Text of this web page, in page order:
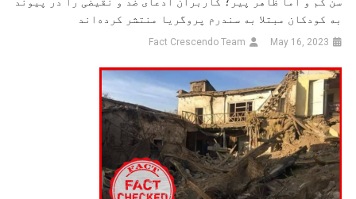
به کودکان مبتلا به سندرم پروگریا منتشر کرده‌اند
May 16, 2023
Fact Crescendo Team